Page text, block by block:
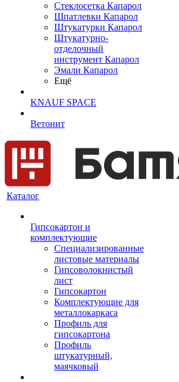
Cтеклосетка Капарол
Шпатлевки Капарол
Штукатурки Капарол
Штукатурно-
отделочный
инструмент Капарол
Эмали Капарол
Ещё
KNAUF SPACE
Ветонит
Каталог
Гипсокартон и
комплектующие
Специализированные
листовые материалы
Гипсоволокнистый
лист
Гипсокартон
Комплектующие для
металлокаркаса
Профиль для
гипсокартона
Профиль
штукатурный,
маячковый